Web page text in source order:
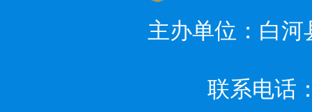
主办单位：白
联系电话